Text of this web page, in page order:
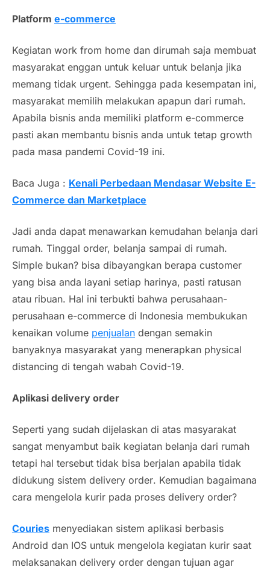
Platform e-commerce
Kegiatan work from home dan dirumah saja membuat
masyarakat enggan untuk keluar untuk belanja jika
memang tidak urgent. Sehingga pada kesempatan ini,
masyarakat memilih melakukan apapun dari rumah.
Apabila bisnis anda memiliki platform e-commerce
pasti akan membantu bisnis anda untuk tetap growth
pada masa pandemi Covid-19 ini.
Baca Juga : Kenali Perbedaan Mendasar Website E-
Commerce dan Marketplace
Jadi anda dapat menawarkan kemudahan belanja dari
rumah. Tinggal order, belanja sampai di rumah.
Simple bukan? bisa dibayangkan berapa customer
yang bisa anda layani setiap harinya, pasti ratusan
atau ribuan. Hal ini terbukti bahwa perusahaan-
perusahaan e-commerce di Indonesia membukukan
kenaikan volume penjualan dengan semakin
banyaknya masyarakat yang menerapkan physical
distancing di tengah wabah Covid-19.
Aplikasi delivery order
Seperti yang sudah dijelaskan di atas masyarakat
sangat menyambut baik kegiatan belanja dari rumah
tetapi hal tersebut tidak bisa berjalan apabila tidak
didukung sistem delivery order. Kemudian bagaimana
cara mengelola kurir pada proses delivery order?
Couries menyediakan sistem aplikasi berbasis
Android dan IOS untuk mengelola kegiatan kurir saat
melaksanakan delivery order dengan tujuan agar